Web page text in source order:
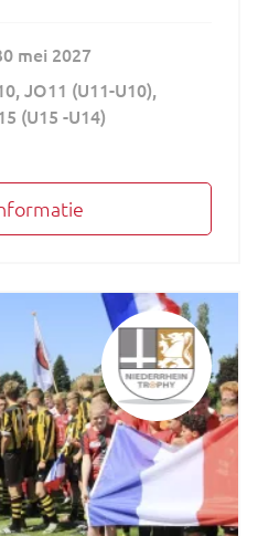
mei 2027
JO11 (U11-U10)
(U15 -U14)